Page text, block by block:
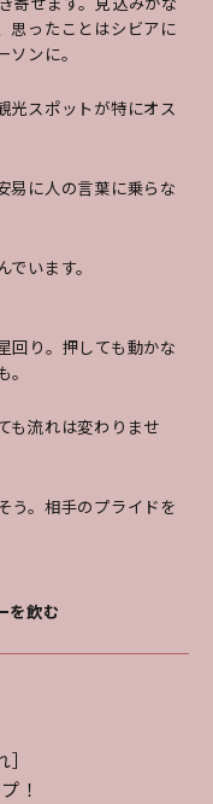
思ったことはシビアに
ンに。
光スポットが特にオス
易に人の言葉に乗らな
います。
り。 押しても動かな
。
も流れは変わりませ
う。相手のプライドを
を飲む
！